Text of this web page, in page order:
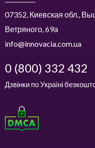
07352, Киевская обл.,
Ветряного, 69а
info@innovacia.com.ua
0 (800) 332 432
Дзвінки по Україні